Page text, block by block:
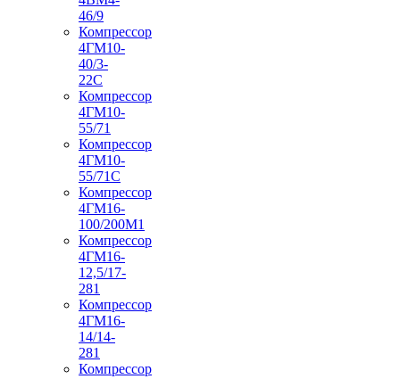
46/9
Компрессор
4ГМ10-
40/3-
22С
Компрессор
4ГМ10-
55/71
Компрессор
4ГМ10-
55/71С
Компрессор
4ГМ16-
100/200М1
Компрессор
4ГМ16-
12,5/17-
281
Компрессор
4ГМ16-
14/14-
281
Компрессор